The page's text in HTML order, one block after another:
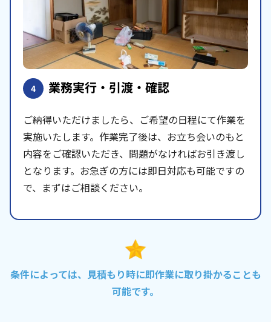
4 業務実行・引渡・確認
ご納得いただけましたら、ご希望の日程にて作業を
実施いたします。作業完了後は、お立ち会いのもと
内容をご確認いただき、問題がなければお引き渡し
となります。お急ぎの方には即日対応も可能ですの
で、まずはご相談ください。
条件によっては、見積もり時に即作業に取り掛かることも
可能です。